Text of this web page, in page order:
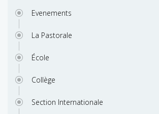
Evenements
La Pastorale
École
Collège
Section Internationale